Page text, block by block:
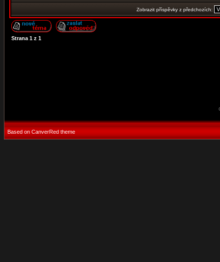
Zobrazit příspěvky z předchozích:
Strana 1 z 1
Based on CanverRed theme